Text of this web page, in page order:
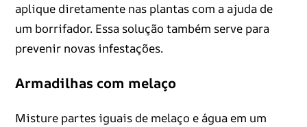
aplique diretamente nas plantas com a ajuda de
um borrifador. Essa solução também serve para
prevenir novas infestações.
Armadilhas com melaço
Misture partes iguais de melaço e água em um